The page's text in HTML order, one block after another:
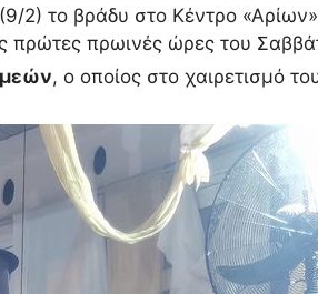
2) το βράδυ στο Κέντρο
πρώτες πρωινές ώρες του
, ο οποίος στο χαιρετισμό